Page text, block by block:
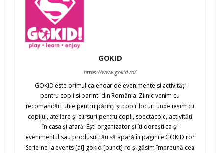
GOKID
https://www.gokid.ro/
GOKID este primul calendar de evenimente si activităţi
pentru copii si parinti din România. Zilnic venim cu
recomandări utile pentru părinţi şi copii: locuri unde ieşim cu
copilul, ateliere şi cursuri pentru copii, spectacole, activităţi
în casa şi afară. Eşti organizator şi îţi doreşti ca şi
evenimentul sau produsul tău să apară în paginile GOKID.ro?
Scrie-ne la events [at] gokid [punct] ro şi găsim împreună cea